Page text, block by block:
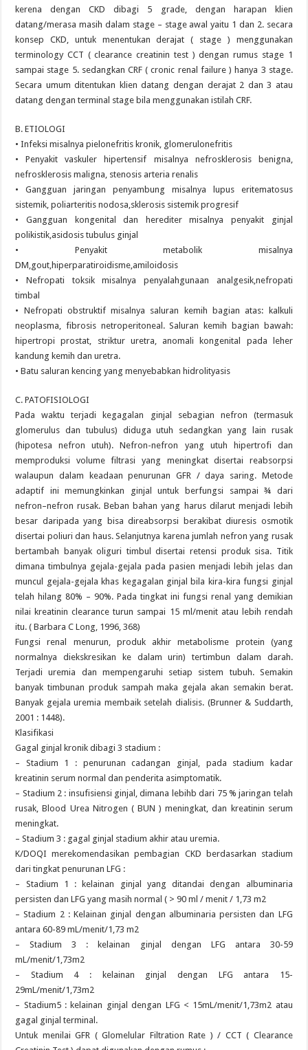
kerena dengan CKD dibagi 5 grade, dengan harapan klien
datang/merasa masih dalam stage – stage awal yaitu 1 dan 2. secara
konsep CKD, untuk menentukan derajat ( stage ) menggunakan
terminology CCT ( clearance creatinin test ) dengan rumus stage 1
sampai stage 5. sedangkan CRF ( cronic renal failure ) hanya 3 stage.
Secara umum ditentukan klien datang dengan derajat 2 dan 3 atau
datang dengan terminal stage bila menggunakan istilah CRF.
B. ETIOLOGI
• Infeksi misalnya pielonefritis kronik, glomerulonefritis
• Penyakit vaskuler hipertensif misalnya nefrosklerosis benigna,
nefrosklerosis maligna, stenosis arteria renalis
• Gangguan jaringan penyambung misalnya lupus eritematosus
sistemik, poliarteritis nodosa,sklerosis sistemik progresif
• Gangguan kongenital dan herediter misalnya penyakit ginjal
polikistik,asidosis tubulus ginjal
• Penyakit metabolik misalnya
DM,gout,hiperparatiroidisme,amiloidosis
• Nefropati toksik misalnya penyalahgunaan analgesik,nefropati
timbal
• Nefropati obstruktif misalnya saluran kemih bagian atas: kalkuli
neoplasma, fibrosis netroperitoneal. Saluran kemih bagian bawah:
hipertropi prostat, striktur uretra, anomali kongenital pada leher
kandung kemih dan uretra.
• Batu saluran kencing yang menyebabkan hidrolityasis
C. PATOFISIOLOGI
Pada waktu terjadi kegagalan ginjal sebagian nefron (termasuk
glomerulus dan tubulus) diduga utuh sedangkan yang lain rusak
(hipotesa nefron utuh). Nefron-nefron yang utuh hipertrofi dan
memproduksi volume filtrasi yang meningkat disertai reabsorpsi
walaupun dalam keadaan penurunan GFR / daya saring. Metode
adaptif ini memungkinkan ginjal untuk berfungsi sampai ¾ dari
nefron–nefron rusak. Beban bahan yang harus dilarut menjadi lebih
besar daripada yang bisa direabsorpsi berakibat diuresis osmotik
disertai poliuri dan haus. Selanjutnya karena jumlah nefron yang rusak
bertambah banyak oliguri timbul disertai retensi produk sisa. Titik
dimana timbulnya gejala-gejala pada pasien menjadi lebih jelas dan
muncul gejala-gejala khas kegagalan ginjal bila kira-kira fungsi ginjal
telah hilang 80% – 90%. Pada tingkat ini fungsi renal yang demikian
nilai kreatinin clearance turun sampai 15 ml/menit atau lebih rendah
itu. ( Barbara C Long, 1996, 368)
Fungsi renal menurun, produk akhir metabolisme protein (yang
normalnya diekskresikan ke dalam urin) tertimbun dalam darah.
Terjadi uremia dan mempengaruhi setiap sistem tubuh. Semakin
banyak timbunan produk sampah maka gejala akan semakin berat.
Banyak gejala uremia membaik setelah dialisis. (Brunner & Suddarth,
2001 : 1448).
Klasifikasi
Gagal ginjal kronik dibagi 3 stadium :
– Stadium 1 : penurunan cadangan ginjal, pada stadium kadar
kreatinin serum normal dan penderita asimptomatik.
– Stadium 2 : insufisiensi ginjal, dimana lebihb dari 75 % jaringan telah
rusak, Blood Urea Nitrogen ( BUN ) meningkat, dan kreatinin serum
meningkat.
– Stadium 3 : gagal ginjal stadium akhir atau uremia.
K/DOQI merekomendasikan pembagian CKD berdasarkan stadium
dari tingkat penurunan LFG :
– Stadium 1 : kelainan ginjal yang ditandai dengan albuminaria
persisten dan LFG yang masih normal ( > 90 ml / menit / 1,73 m2
– Stadium 2 : Kelainan ginjal dengan albuminaria persisten dan LFG
antara 60-89 mL/menit/1,73 m2
– Stadium 3 : kelainan ginjal dengan LFG antara 30-59
mL/menit/1,73m2
– Stadium 4 : kelainan ginjal dengan LFG antara 15-
29mL/menit/1,73m2
– Stadium5 : kelainan ginjal dengan LFG < 15mL/menit/1,73m2 atau
gagal ginjal terminal.
Untuk menilai GFR ( Glomelular Filtration Rate ) / CCT ( Clearance